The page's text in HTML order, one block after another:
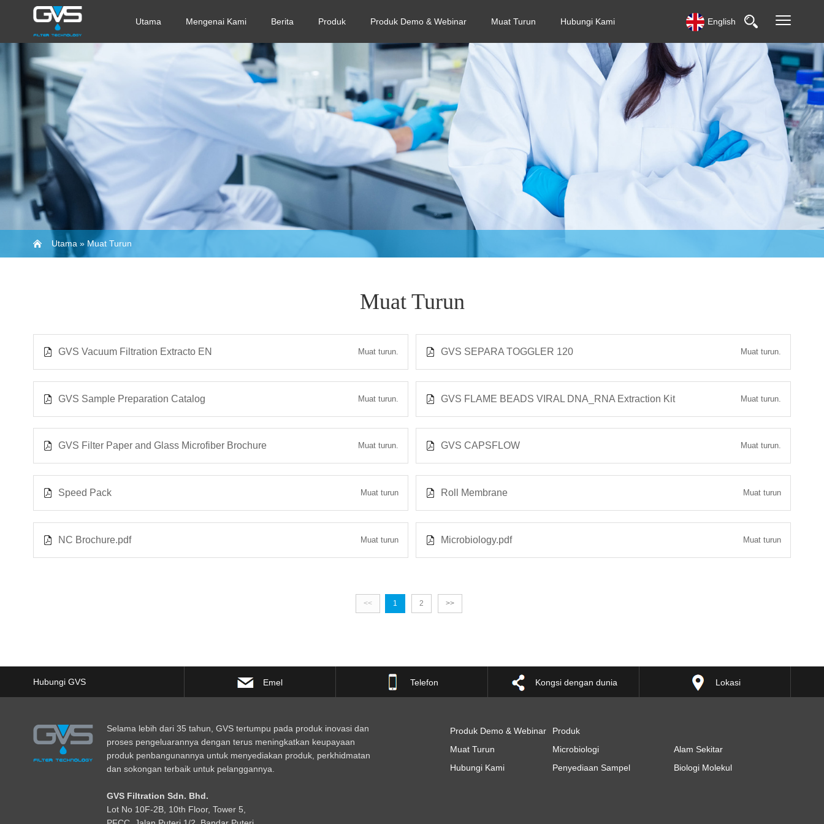
Utama Mengenai Kami Berita Produk Produk Demo & Webinar Muat Turun Hubungi Kami English
Utama » Muat Turun
Muat Turun
GVS Vacuum Filtration Extracto EN Muat turun. GVS SEPARA TOGGLER 120 Muat turun.
GVS Sample Preparation Catalog Muat turun. GVS FLAME BEADS VIRAL DNA_RNA Extraction Kit Muat turun.
GVS Filter Paper and Glass Microfiber Brochure Muat turun. GVS CAPSFLOW Muat turun.
Speed Pack Muat turun Roll Membrane Muat turun
NC Brochure.pdf Muat turun Microbiology.pdf Muat turun
<< 1 2 >>
Hubungi GVS Emel Telefon Kongsi dengan dunia Lokasi
Selama lebih dari 35 tahun, GVS tertumpu pada produk inovasi dan
proses pengeluarannya dengan terus meningkatkan keupayaan
produk penbangunannya untuk menyediakan produk, perkhidmatan
dan sokongan terbaik untuk pelanggannya.
GVS Filtration Sdn. Bhd.
Lot No 10F-2B, 10th Floor, Tower 5,
Produk Demo & Webinar
Muat Turun
Hubungi Kami
Produk
Microbiologi
Alam Sekitar
Penyediaan Sampel
Biologi Molekul